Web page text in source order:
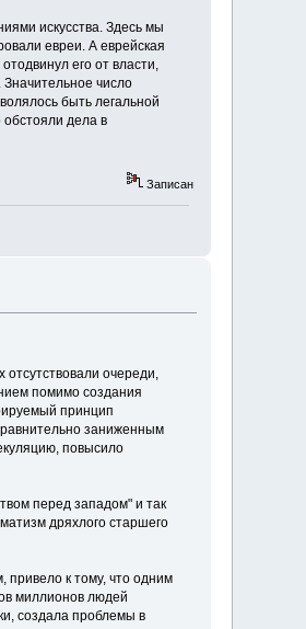
искусства. Здесь мы
евреи. А еврейская
его от власти,
число
быть легальной
обстояли дела в
Записан
очереди,
помимо создания
принцип
заниженным
повысило
перед западом" и так
дряхлого старшего
привело к тому, что одним
миллионов людей
создала проблемы в